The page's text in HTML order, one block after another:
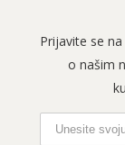
Prijavite se
o našim